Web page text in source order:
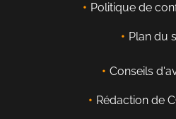
Politique de
Plan du
Conseils
Rédaction de